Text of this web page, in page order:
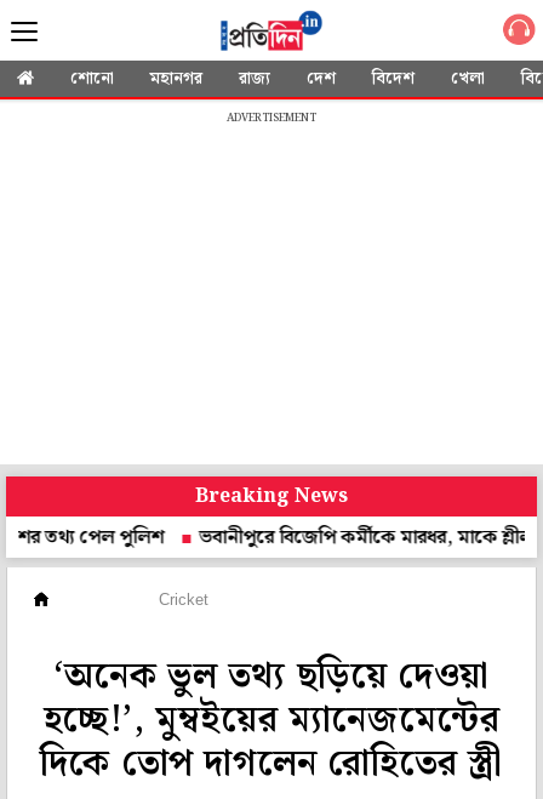
শোনো মহানগর রাজ্য দেশ বিদেশ খেলা
ADVERTISEMENT
Breaking News
পেল পুলিশ
ভবানীপুরে বিজেপি কর্মীকে মারধর, মাকে শ্লীলতাহানি!
Cricket
‘অনেক ভুল তথ্য ছড়িয়ে দেওয়া
হচ্ছে!’, মুম্বইয়ের ম্যানেজমেন্টের
দিকে তোপ দাগলেন রোহিতের স্ত্রী